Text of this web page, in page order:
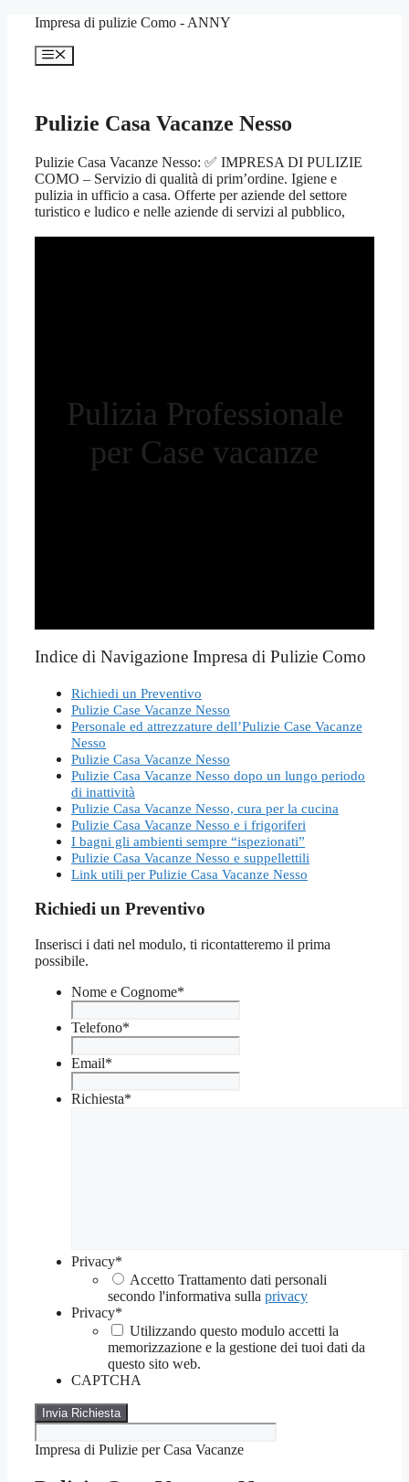
contenuto
Impresa di pulizie Como - ANNY
Menu
Pulizie Casa Vacanze Nesso
Pulizie Casa Vacanze Nesso: ✅ IMPRESA DI PULIZIE
COMO – Servizio di qualità di prim’ordine. Igiene e
pulizia in ufficio a casa. Offerte per aziende del settore
turistico e ludico e nelle aziende di servizi al pubblico,
Pulizia Professionale
per Case vacanze
Indice di Navigazione Impresa di Pulizie Como
Richiedi un Preventivo
Pulizie Case Vacanze Nesso
Personale ed attrezzature dell’Pulizie Case Vacanze
Nesso
Pulizie Casa Vacanze Nesso
Pulizie Casa Vacanze Nesso dopo un lungo periodo
di inattività
Pulizie Casa Vacanze Nesso, cura per la cucina
Pulizie Casa Vacanze Nesso e i frigoriferi
I bagni gli ambienti sempre “ispezionati”
Pulizie Casa Vacanze Nesso e suppellettili
Link utili per Pulizie Casa Vacanze Nesso
Richiedi un Preventivo
Inserisci i dati nel modulo, ti ricontatteremo il prima
possibile.
Nome e Cognome*
Telefono*
Email*
Richiesta*
Privacy*
Accetto Trattamento dati personali
secondo l'informativa sulla privacy
Privacy*
Utilizzando questo modulo accetti la
memorizzazione e la gestione dei tuoi dati da
questo sito web.
CAPTCHA
Impresa di Pulizie per Casa Vacanze